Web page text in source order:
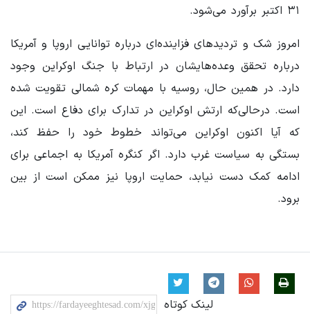
۳۱ اکتبر برآورد می‌شود.
امروز شک و تردیدهای فزاینده‌ای درباره‌ توانایی اروپا و آمریکا
درباره تحقق وعده‌هایشان در ارتباط با جنگ اوکراین وجود
دارد. در همین حال، روسیه با مهمات کره شمالی تقویت شده
است. درحالی‌که ارتش اوکراین در تدارک برای دفاع است. این
که آیا اکنون اوکراین می‌تواند خطوط خود را حفظ کند،
بستگی به سیاست غرب دارد. اگر کنگره آمریکا به اجماعی برای
ادامه کمک دست نیابد، حمایت اروپا نیز ممکن است از بین
برود.
لینک کوتاه